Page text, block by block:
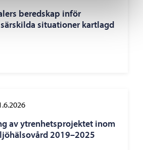
beredskap inför
situationer kartlagd
av ytrenhetsprojektet inom
2019–2025